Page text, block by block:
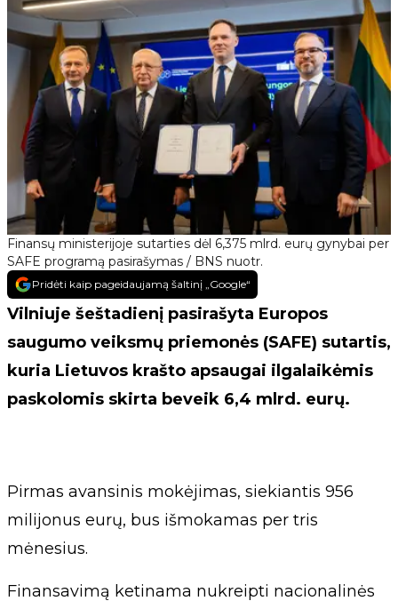
Finansų ministerijoje sutarties dėl 6,375 mlrd. eurų gynybai per
SAFE programą pasirašymas / BNS nuotr.
Pridėti kaip pageidaujamą šaltinį „Google“
Vilniuje šeštadienį pasirašyta Europos
saugumo veiksmų priemonės (SAFE) sutartis,
kuria Lietuvos krašto apsaugai ilgalaikėmis
paskolomis skirta beveik 6,4 mlrd. eurų.
Pirmas avansinis mokėjimas, siekiantis 956
milijonus eurų, bus išmokamas per tris
mėnesius.
Finansavimą ketinama nukreipti nacionalinės